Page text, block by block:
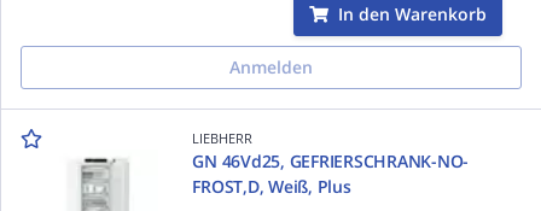
In den Warenkorb
Anmelden
LIEBHERR
GN 46Vd25, GEFRIERSCHRANK-NO-
FROST,D, Weiß, Plus